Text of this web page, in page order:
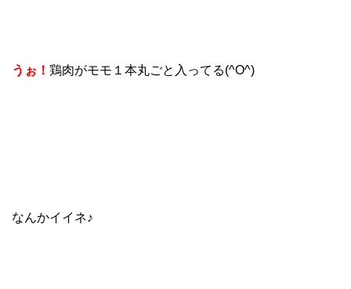
うぉ！ 鶏肉がモモ１本丸ごと入ってる(^O^)
なんかイイネ♪